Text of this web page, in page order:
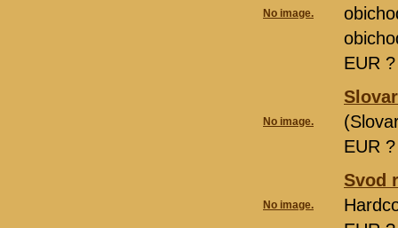
No image.
EUR
No image.
EUR
No image.
Svod